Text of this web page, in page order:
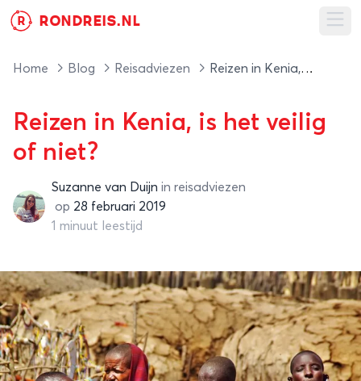
R RONDREIS.NL
Home Blog Reisadviezen Reizen in Kenia, is het veilig of niet?
Reizen in Kenia, is het veilig
of niet?
Suzanne van Duijn
Suzanne van Duijn in reisadviezen
op 28 februari 2019
1 minuut leestijd